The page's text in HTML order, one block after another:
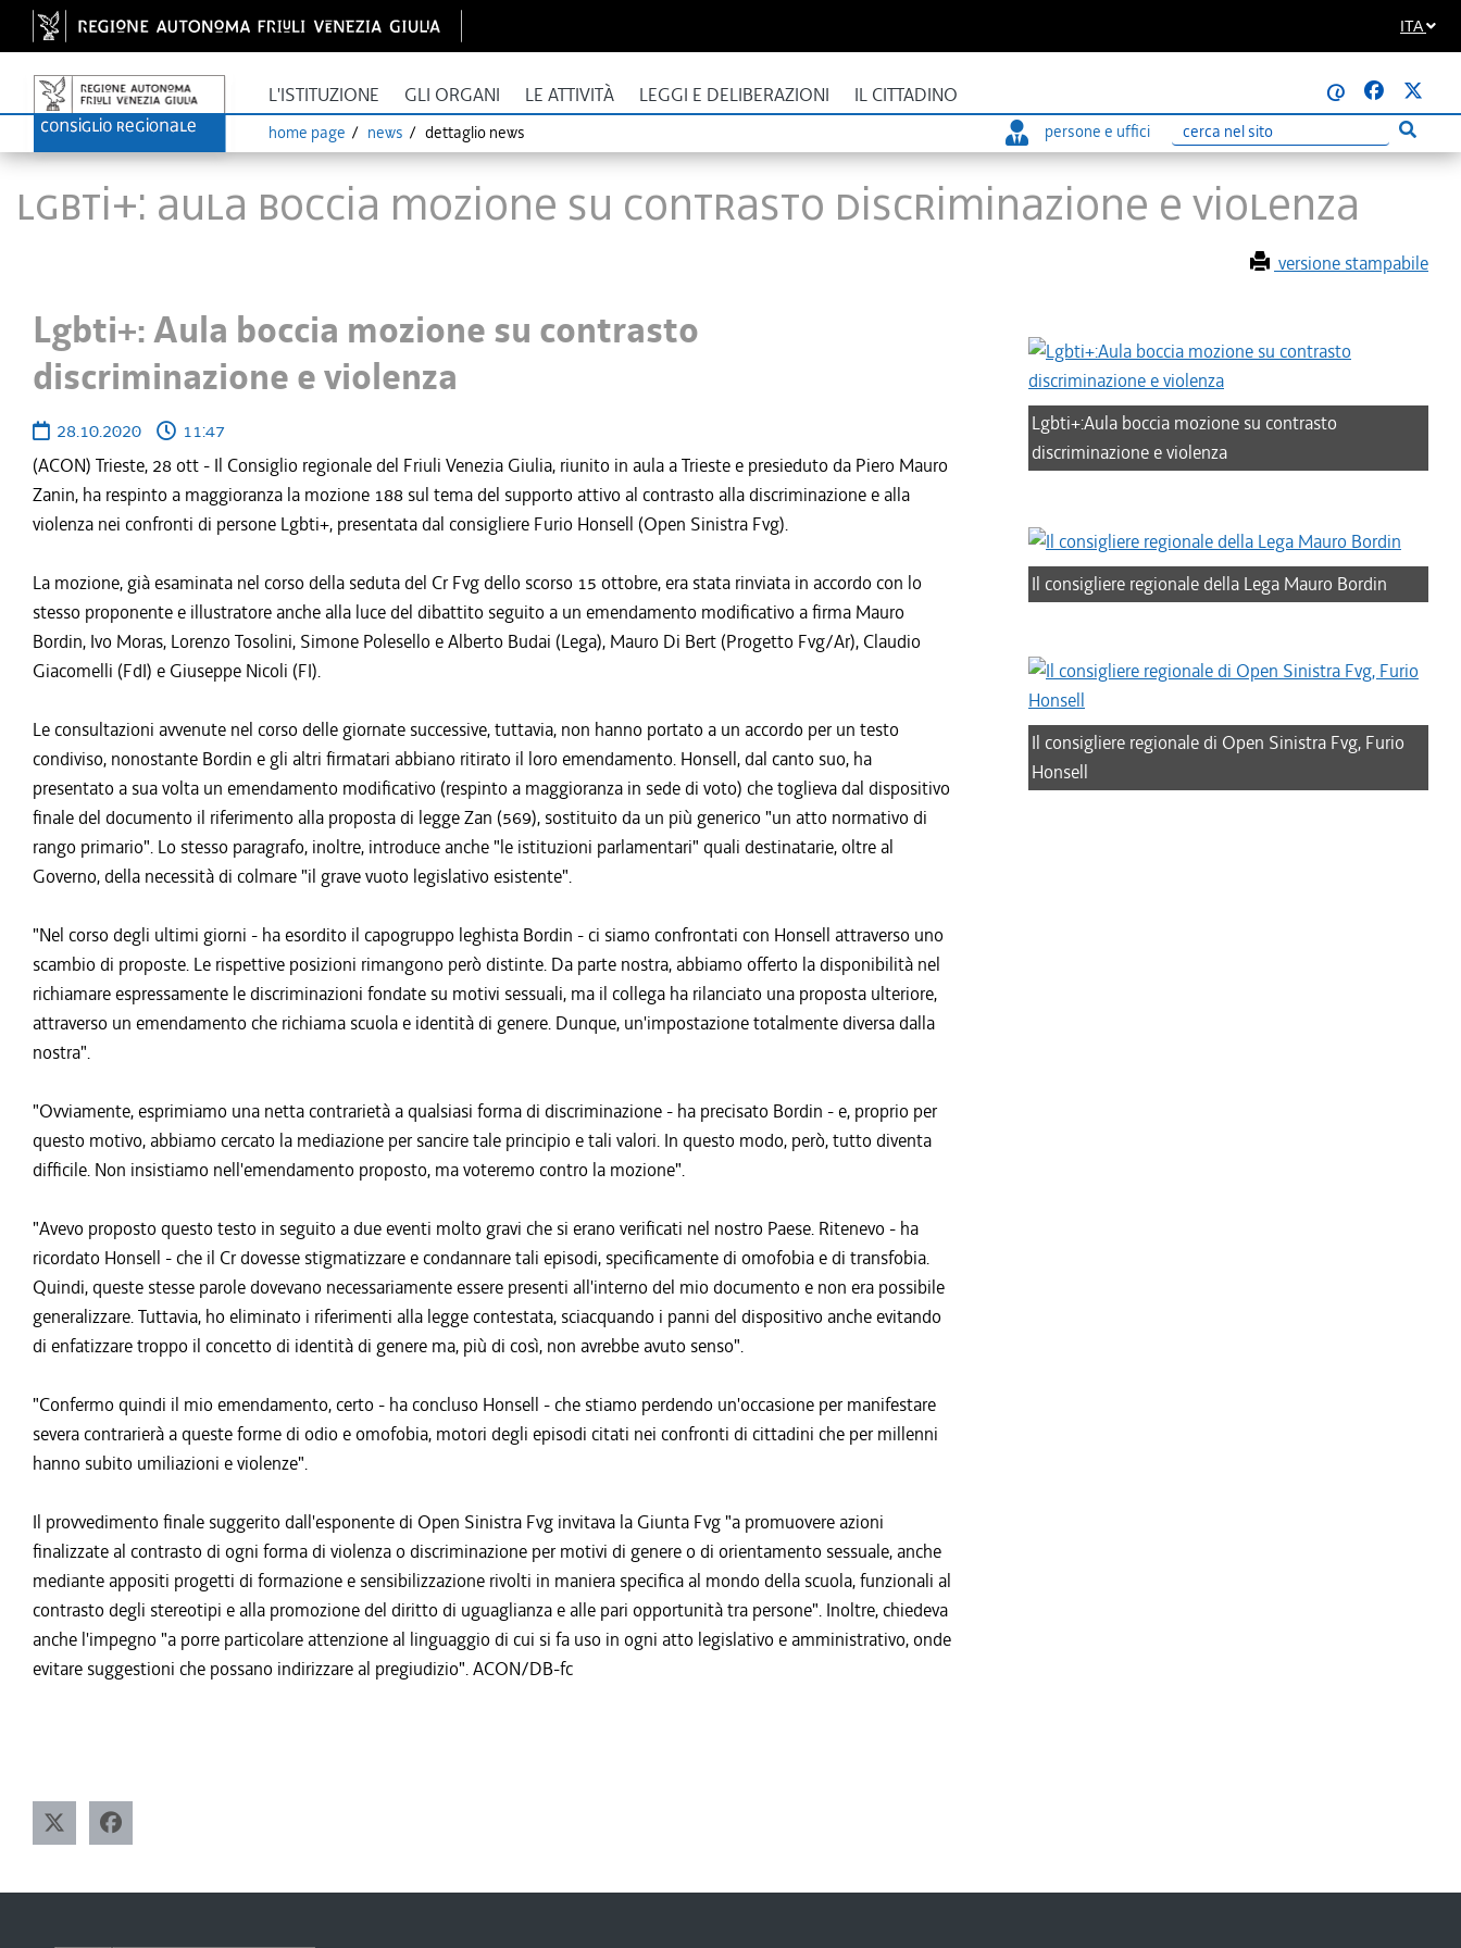
ITA
L'ISTITUZIONE GLI ORGANI LE ATTIVITÀ LEGGI E DELIBERAZIONI IL CITTADINO @
home page news dettaglio news persone e uffici
Ricerca Esegui
Lgbti+: Aula boccia mozione su contrasto discriminazione e violenza
versione stampabile
Lgbti+: Aula boccia mozione su contrasto
discriminazione e violenza
28.10.2020
11:47
(ACON) Trieste, 28 ott - Il Consiglio regionale del Friuli Venezia Giulia, riunito in aula a Trieste e presieduto da Piero Mauro
Zanin, ha respinto a maggioranza la mozione 188 sul tema del supporto attivo al contrasto alla discriminazione e alla
violenza nei confronti di persone Lgbti+, presentata dal consigliere Furio Honsell (Open Sinistra Fvg).
La mozione, già esaminata nel corso della seduta del Cr Fvg dello scorso 15 ottobre, era stata rinviata in accordo con lo
stesso proponente e illustratore anche alla luce del dibattito seguito a un emendamento modificativo a firma Mauro
Bordin, Ivo Moras, Lorenzo Tosolini, Simone Polesello e Alberto Budai (Lega), Mauro Di Bert (Progetto Fvg/Ar), Claudio
Giacomelli (FdI) e Giuseppe Nicoli (FI).
Le consultazioni avvenute nel corso delle giornate successive, tuttavia, non hanno portato a un accordo per un testo
condiviso, nonostante Bordin e gli altri firmatari abbiano ritirato il loro emendamento. Honsell, dal canto suo, ha
presentato a sua volta un emendamento modificativo (respinto a maggioranza in sede di voto) che toglieva dal dispositivo
finale del documento il riferimento alla proposta di legge Zan (569), sostituito da un più generico "un atto normativo di
rango primario". Lo stesso paragrafo, inoltre, introduce anche "le istituzioni parlamentari" quali destinatarie, oltre al
Governo, della necessità di colmare "il grave vuoto legislativo esistente".
"Nel corso degli ultimi giorni - ha esordito il capogruppo leghista Bordin - ci siamo confrontati con Honsell attraverso uno
scambio di proposte. Le rispettive posizioni rimangono però distinte. Da parte nostra, abbiamo offerto la disponibilità nel
richiamare espressamente le discriminazioni fondate su motivi sessuali, ma il collega ha rilanciato una proposta ulteriore,
attraverso un emendamento che richiama scuola e identità di genere. Dunque, un'impostazione totalmente diversa dalla
nostra".
"Ovviamente, esprimiamo una netta contrarietà a qualsiasi forma di discriminazione - ha precisato Bordin - e, proprio per
questo motivo, abbiamo cercato la mediazione per sancire tale principio e tali valori. In questo modo, però, tutto diventa
difficile. Non insistiamo nell'emendamento proposto, ma voteremo contro la mozione".
"Avevo proposto questo testo in seguito a due eventi molto gravi che si erano verificati nel nostro Paese. Ritenevo - ha
ricordato Honsell - che il Cr dovesse stigmatizzare e condannare tali episodi, specificamente di omofobia e di transfobia.
Quindi, queste stesse parole dovevano necessariamente essere presenti all'interno del mio documento e non era possibile
generalizzare. Tuttavia, ho eliminato i riferimenti alla legge contestata, sciacquando i panni del dispositivo anche evitando
di enfatizzare troppo il concetto di identità di genere ma, più di così, non avrebbe avuto senso".
"Confermo quindi il mio emendamento, certo - ha concluso Honsell - che stiamo perdendo un'occasione per manifestare
severa contrarierà a queste forme di odio e omofobia, motori degli episodi citati nei confronti di cittadini che per millenni
hanno subito umiliazioni e violenze".
Il provvedimento finale suggerito dall'esponente di Open Sinistra Fvg invitava la Giunta Fvg "a promuovere azioni
finalizzate al contrasto di ogni forma di violenza o discriminazione per motivi di genere o di orientamento sessuale, anche
mediante appositi progetti di formazione e sensibilizzazione rivolti in maniera specifica al mondo della scuola, funzionali al
contrasto degli stereotipi e alla promozione del diritto di uguaglianza e alle pari opportunità tra persone". Inoltre, chiedeva
anche l'impegno "a porre particolare attenzione al linguaggio di cui si fa uso in ogni atto legislativo e amministrativo, onde
evitare suggestioni che possano indirizzare al pregiudizio". ACON/DB-fc
Lgbti+:Aula boccia mozione su contrasto
discriminazione e violenza
Il consigliere regionale della Lega Mauro Bordin
Il consigliere regionale di Open Sinistra Fvg, Furio
Honsell